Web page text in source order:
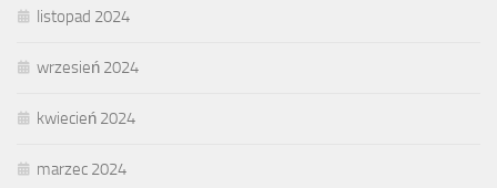
listopad 2024
wrzesień 2024
kwiecień 2024
marzec 2024